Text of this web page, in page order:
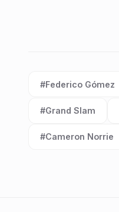
Etiqueta:
#Federico Gómez
Etiqueta:
#Grand Slam
Etiqueta:
#Cameron Norrie